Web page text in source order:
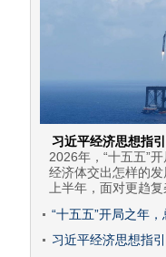
习近平经济思想指
2026年，“十五五”
经济体交出怎样的发
上半年，面对更趋复
“十五五”开局之年
习近平经济思想指